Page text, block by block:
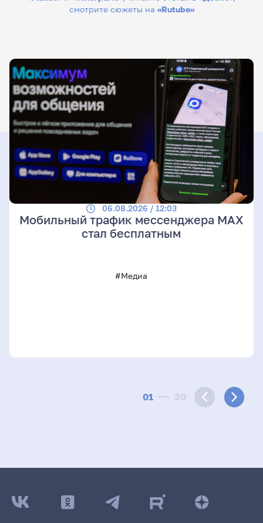
смотрите сюжеты на «Rutube»
01 20
06.08.2026 / 12:03
Мобильный трафик мессенджера MAX
стал бесплатным
#Медиа